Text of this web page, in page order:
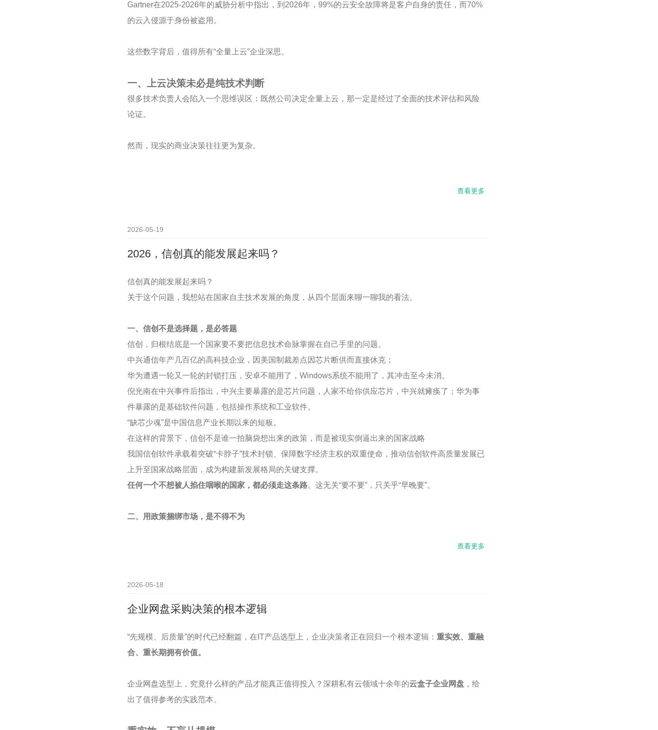
Gartner在2025-2026年的威胁分析中指出，到2026年，99%的云安全故障将是客户自身的责任，而70%
的云入侵源于身份被盗用。
这些数字背后，值得所有“全量上云”企业深思。
一、上云决策未必是纯技术判断
很多技术负责人会陷入一个思维误区： 既然公司决定全量上云，那一定是经过了全面的技术评估和风险
论证。
然而，现实的商业决策往往更为复杂。
查看更多
2026-05-19
2026，信创真的能发展起来吗？
信创真的能发展起来吗？
关于这个问题，我想站在国家自主技术发展的角度，从四个层面来聊一聊我的看法。
一、信创不是选择题，是必答题
信创，归根结底是一个国家要不要把信息技术命脉掌握在自己手里的问题。
中兴通信年产几百亿的高科技企业，因美国制裁差点因芯片断供而直接休克；
华为遭遇一轮又一轮的封锁打压，安卓不能用了，Windows系统不能用了，其冲击至今未消。
倪光南在中兴事件后指出，中兴主要暴露的是芯片问题，人家不给你供应芯片，中兴就瘫痪了；华为事
件暴露的是基础软件问题，包括操作系统和工业软件。
“缺芯少魂”是中国信息产业长期以来的短板。
在这样的背景下，信创不是谁一拍脑袋想出来的政策，而是被现实倒逼出来的国家战略
我国信创软件承载着突破“卡脖子”技术封锁、保障数字经济主权的双重使命，推动信创软件高质量发展已
上升至国家战略层面，成为构建新发展格局的关键支撑。
任何一个不想被人掐住咽喉的国家，都必须走这条路。这无关“要不要”，只关乎“早晚要”。
二、用政策捆绑市场，是不得不为
查看更多
2026-05-18
企业网盘采购决策的根本逻辑
“先规模、后质量”的时代已经翻篇，在IT产品选型上，企业决策者正在回归一个根本逻辑： 重实效、重融
合、重长期拥有价值。
企业网盘选型上，究竟什么样的产品才能真正值得投入？深耕私有云领域十余年的云盒子企业网盘 ，给
出了值得参考的实践范本。